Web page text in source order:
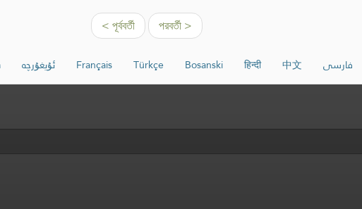
< পূর্ববর্তী পরবর্তী >
ئۇيغۇرچە Français Türkçe Bosanski हिन्दी 中文 فارسی